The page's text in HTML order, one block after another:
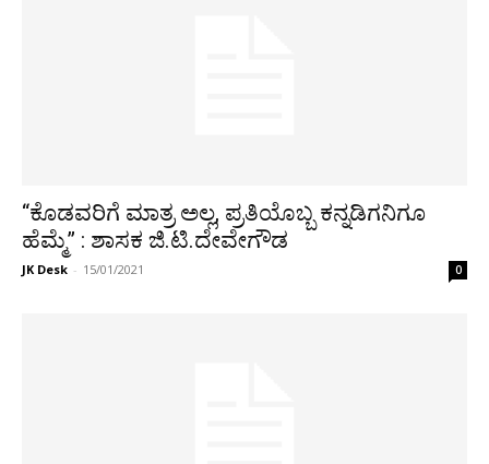
“ಕೊಡವರಿಗೆ ಮಾತ್ರ ಅಲ್ಲ, ಪ್ರತಿಯೊಬ್ಬ ಕನ್ನಡಿಗನಿಗೂ
ಹೆಮ್ಮೆ” : ಶಾಸಕ ಜಿ.ಟಿ.ದೇವೇಗೌಡ
JK Desk - 15/01/2021 0